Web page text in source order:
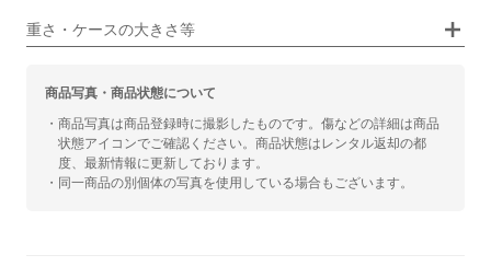
重さ・ケースの大きさ等
商品写真・商品状態について
・商品写真は商品登録時に撮影したものです。傷などの詳細は商品
状態アイコンでご確認ください。商品状態はレンタル返却の都
度、最新情報に更新しております。
・同一商品の別個体の写真を使用している場合もございます。